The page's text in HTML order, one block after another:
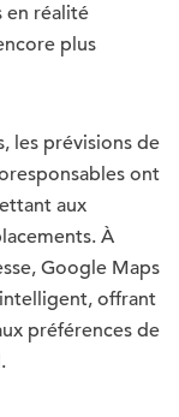
en réalité
plus
les prévisions de
ont
aux
À
Google Maps
offrant
préférences de